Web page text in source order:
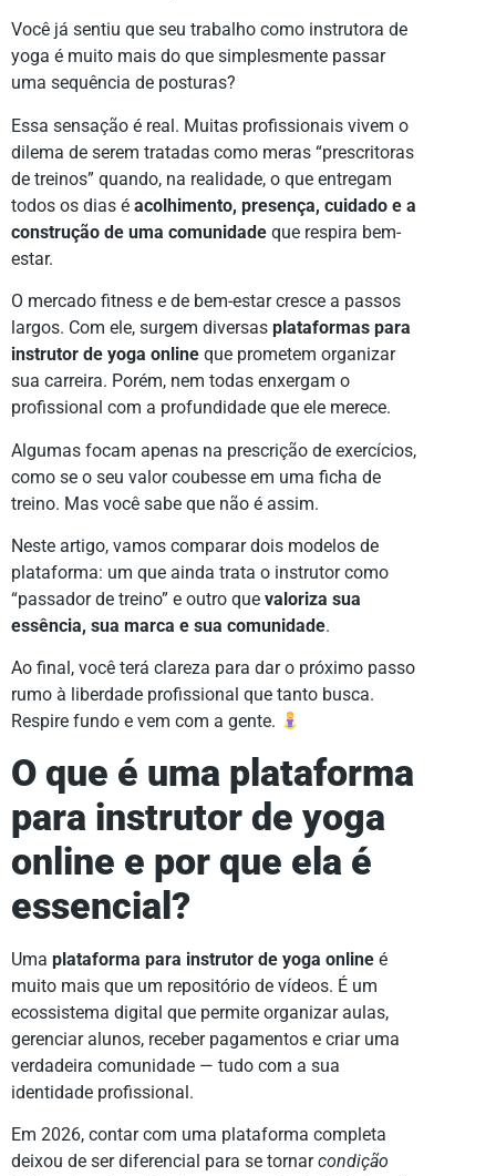
Você já sentiu que seu trabalho como instrutora de
yoga é muito mais do que simplesmente passar
uma sequência de posturas?
Essa sensação é real. Muitas profissionais vivem o
dilema de serem tratadas como meras “prescritoras
de treinos” quando, na realidade, o que entregam
todos os dias é acolhimento, presença, cuidado e a
construção de uma comunidade que respira bem-
estar.
O mercado fitness e de bem-estar cresce a passos
largos. Com ele, surgem diversas plataformas para
instrutor de yoga online que prometem organizar
sua carreira. Porém, nem todas enxergam o
profissional com a profundidade que ele merece.
Algumas focam apenas na prescrição de exercícios,
como se o seu valor coubesse em uma ficha de
treino. Mas você sabe que não é assim.
Neste artigo, vamos comparar dois modelos de
plataforma: um que ainda trata o instrutor como
“passador de treino” e outro que valoriza sua
essência, sua marca e sua comunidade.
Ao final, você terá clareza para dar o próximo passo
rumo à liberdade profissional que tanto busca.
Respire fundo e vem com a gente.
O que é uma plataforma
para instrutor de yoga
online e por que ela é
essencial?
Uma plataforma para instrutor de yoga online é
muito mais que um repositório de vídeos. É um
ecossistema digital que permite organizar aulas,
gerenciar alunos, receber pagamentos e criar uma
verdadeira comunidade — tudo com a sua
identidade profissional.
Em 2026, contar com uma plataforma completa
deixou de ser diferencial para se tornarcondição